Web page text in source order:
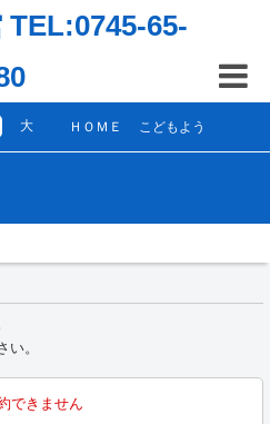
TEL:0745-65-
大 ＨＯＭＥ こどもよう
い。
できません